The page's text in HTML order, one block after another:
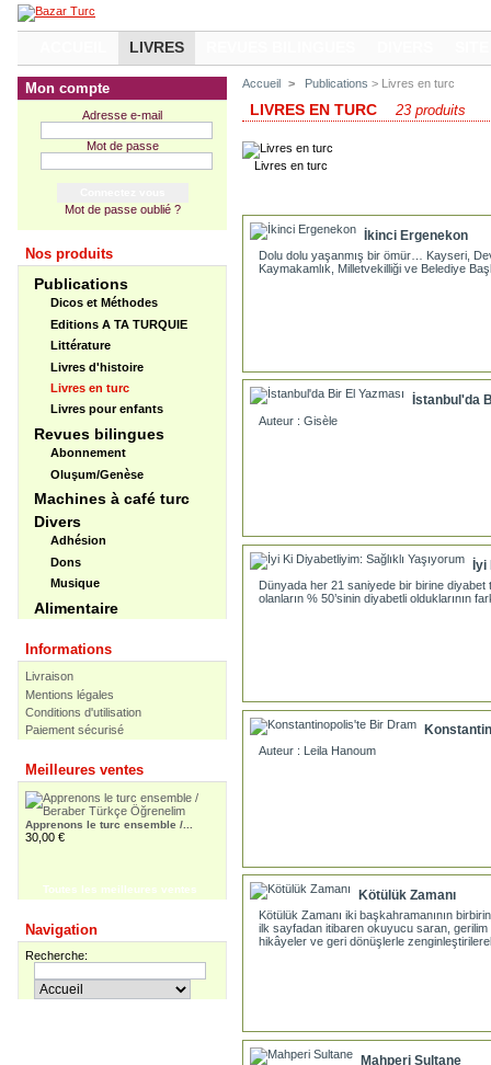
LIVRES
Mon compte
Adresse e-mail
Mot de passe
Mot de passe oublié ?
Nos produits
Publications
Dicos et Méthodes
Editions A TA TURQUIE
Littérature
Livres d'histoire
Livres en turc
Livres pour enfants
Revues bilingues
Abonnement
Oluşum/Genèse
Machines à café turc
Divers
Adhésion
Dons
Musique
Alimentaire
Informations
Livraison
Mentions légales
Conditions d'utilisation
Paiement sécurisé
Meilleures ventes
Apprenons le turc ensemble /...
30,00 €
55,00 €
Pir Sultan Abdal
16,00 €
Toutes les meilleures ventes
Navigation
Recherche:
Accueil > Publications > Livres en turc
LIVRES EN TURC 23 produits
Livres en turc
İkinci Ergenekon
Dolu dolu yaşanmış bir ömür… Kayseri,
Kaymakamlık, Milletvekilliği ve Belediye
İstanbul'da
Auteur : Gisèle
İyi
Dünyada her 21 saniyede bir birine
olanların % 50’sinin diyabetli olduklarının
Auteur : Leila Hanoum
Kötülük Zamanı
Kötülük Zamanı iki başkahramanının
ilk sayfadan itibaren okuyucu saran,
hikâyeler ve geri dönüşlerle
Mahperi Sultane